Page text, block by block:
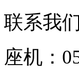
联系我们
座机：